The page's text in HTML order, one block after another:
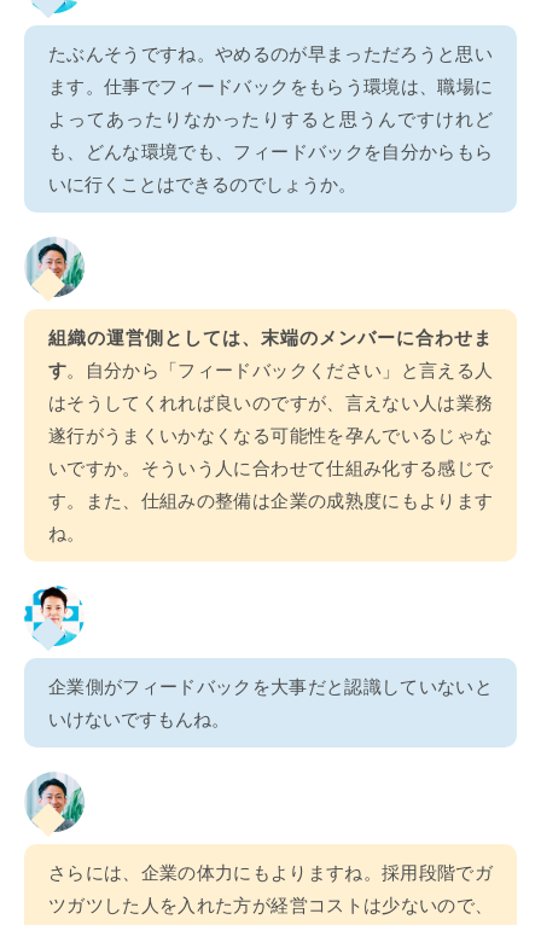
たぶんそうですね。やめるのが早まっただろうと思い
ます。仕事でフィードバックをもらう環境は、職場に
よってあったりなかったりすると思うんですけれど
も、どんな環境でも、フィードバックを自分からもら
いに行くことはできるのでしょうか。
組織の運営側としては、末端のメンバーに合わせま
す。自分から「フィードバックください」と言える人
はそうしてくれれば良いのですが、言えない人は業務
遂行がうまくいかなくなる可能性を孕んでいるじゃな
いですか。そういう人に合わせて仕組み化する感じで
す。また、仕組みの整備は企業の成熟度にもよります
ね。
企業側がフィードバックを大事だと認識していないと
いけないですもんね。
さらには、企業の体力にもよりますね。採用段階でガ
ツガツした人を入れた方が経営コストは少ないので、